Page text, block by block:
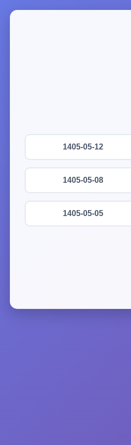
1405-05-12
1405-05-08
1405-05-05